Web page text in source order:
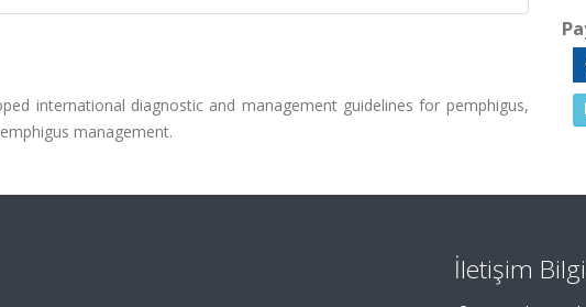
international diagnostic and management guidelines for pemphigus,
management.
İletişim